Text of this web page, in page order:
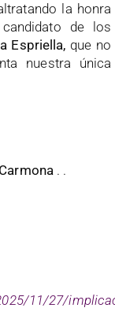
la honra
de los
Espriella, que no
nuestra única
. .
11/27/